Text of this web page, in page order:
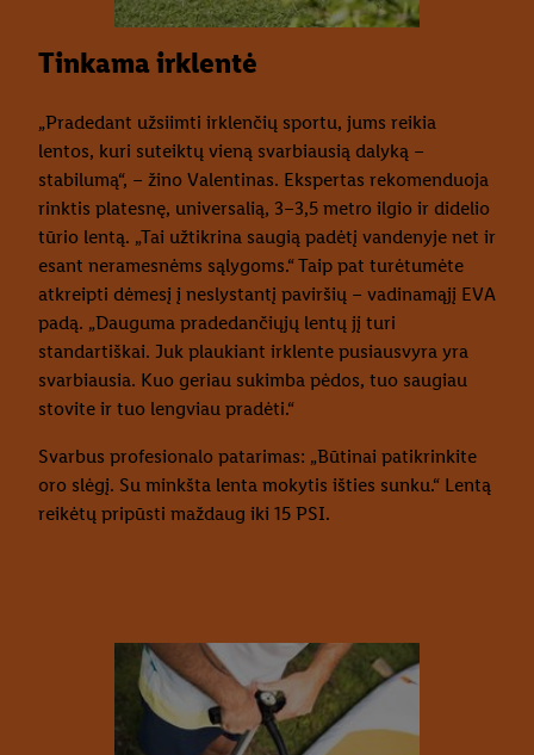
Tinkama irklentė
„Pradedant užsiimti irklenčių sportu, jums reikia
lentos, kuri suteiktų vieną svarbiausią dalyką –
stabilumą“, – žino Valentinas. Ekspertas rekomenduoja
rinktis platesnę, universalią, 3–3,5 metro ilgio ir didelio
tūrio lentą. „Tai užtikrina saugią padėtį vandenyje net ir
esant neramesnėms sąlygoms.“ Taip pat turėtumėte
atkreipti dėmesį į neslystantį paviršių – vadinamąjį EVA
padą. „Dauguma pradedančiųjų lentų jį turi
standartiškai. Juk plaukiant irklente pusiausvyra yra
svarbiausia. Kuo geriau sukimba pėdos, tuo saugiau
stovite ir tuo lengviau pradėti.“
Svarbus profesionalo patarimas: „Būtinai patikrinkite
oro slėgį. Su minkšta lenta mokytis išties sunku.“ Lentą
reikėtų pripūsti maždaug iki 15 PSI.